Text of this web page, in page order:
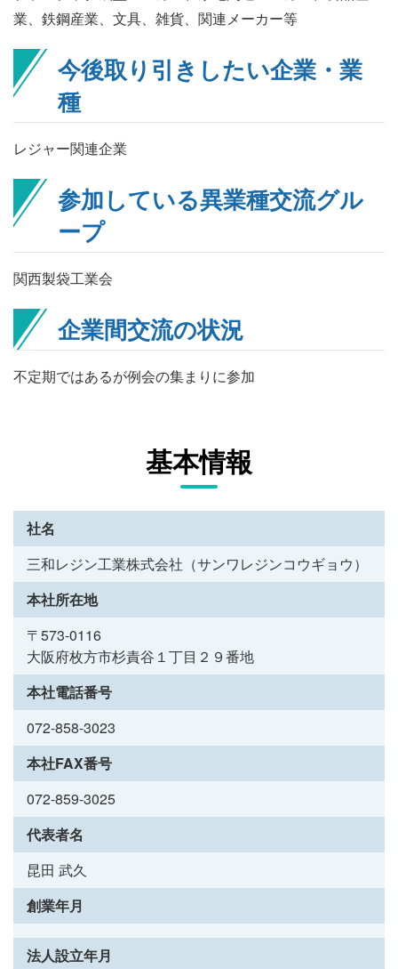
業、鉄鋼産業、文具、雑貨、関連メーカー等
今後取り引きしたい企業・業
種
レジャー関連企業
参加している異業種交流グル
ープ
関西製袋工業会
企業間交流の状況
不定期ではあるが例会の集まりに参加
基本情報
社名
三和レジン工業株式会社（サンワレジンコウギョウ）
本社所在地
〒573-0116
大阪府枚方市杉責谷１丁目２９番地
本社電話番号
072-858-3023
本社FAX番号
072-859-3025
代表者名
昆田 武久
創業年月
法人設立年月